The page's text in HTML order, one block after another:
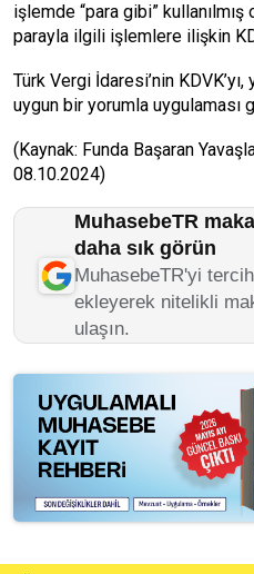
işlemde “para gibi”
parayla ilgili işlemle­re ilişkin
Türk Vergi İdaresi’nin KDVK’yı,
uygun bir yorumla uygu­laması
(Kaynak: Funda Başaran
08.10.2024)
MuhasebeTR
daha sık görün
MuhasebeTR'yi
ekleyerek nitelikli
ulaşın.